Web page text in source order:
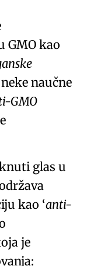
GMO kao
naučne
GMO
glas u
kao anti-
je